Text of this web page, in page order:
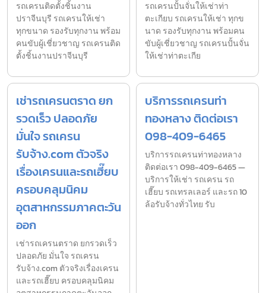
รถเครนติดตั้งชิ้นงาน
ปราจีนบุรี รถเครนให้เช่า
ทุกขนาด รองรับทุกงาน พร้อม
คนขับผู้เชี่ยวชาญ รถเครนติด
ตั้งชิ้นงานปราจีนบุรี
รถเครนปั้นจั่นให้เช่าท่า
ตะเกียบ รถเครนให้เช่า ทุกข
นาด รองรับทุกงาน พร้อมคน
ขับผู้เชี่ยวชาญ รถเครนปั้นจั่น
ให้เช่าท่าตะเกีย
เช่ารถเครนตราด ยก
รวดเร็ว ปลอดภัย
มั่นใจ รถเครน
รับจ้าง.com ตัวจริง
เรื่องเครนและรถเฮี๊ยบ
ครอบคลุมนิคม
อุตสาหกรรมภาคตะวัน
ออก
เช่ารถเครนตราด ยกรวดเร็ว
ปลอดภัย มั่นใจ รถเครน
รับจ้าง.com ตัวจริงเรื่องเครน
และรถเฮี๊ยบ ครอบคลุมนิคม
บริการรถเครนท่า
ทองหลาง ติดต่อเรา
098-409-6465
บริการรถเครนท่าทองหลาง
ติดต่อเรา 098-409-6465 —
บริการให้เช่า รถเครน รถ
เฮี๊ยบ รถเทรลเลอร์ และรถ 10
ล้อรับจ้างทั่วไทย รับ